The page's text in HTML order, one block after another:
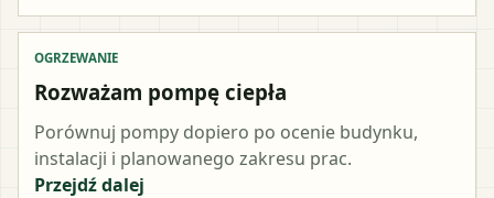
OGRZEWANIE
Rozważam pompę ciepła
Porównuj pompy dopiero po ocenie budynku,
instalacji i planowanego zakresu prac.
Przejdź dalej